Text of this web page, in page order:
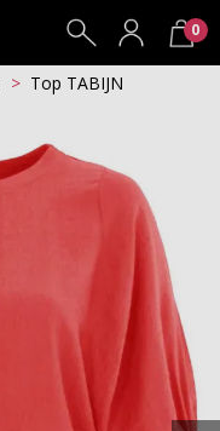
0
Top TABIJN